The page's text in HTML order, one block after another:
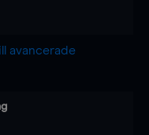
avancerade